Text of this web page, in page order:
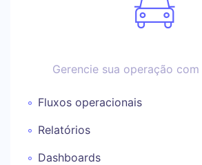
Gerencie sua operação com
Fluxos operacionais
Relatórios
Dashboards